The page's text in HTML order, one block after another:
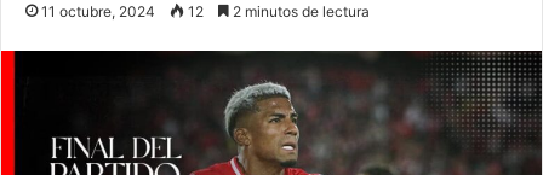
11 octubre, 2024 12 2 minutos de lectura